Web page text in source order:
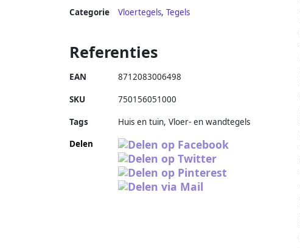
Categorie Vloertegels, Tegels
Referenties
EAN 8712083006498
SKU 750156051000
Tags
Huis en tuin, Vloer- en wandtegels
Delen